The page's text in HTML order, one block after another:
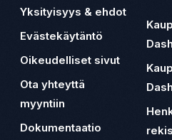
Yksityisyys & ehdot
Evästekäytäntö
Oikeudelliset sivut
Ota yhteyttä
myyntiin
Dokumentaatio